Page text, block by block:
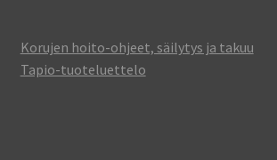
Korujen hoito-ohjeet, säilytys ja takuu
Tapio-tuoteluettelo